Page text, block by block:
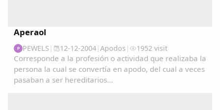
Aperaol
P PEWELS | 12-12-2004| Apodos | 1952 visit
Corresponde a la profesión o actividad que realizaba la
persona la cual se convertía en apodo, del cual a veces
pasaban a ser hereditarios...